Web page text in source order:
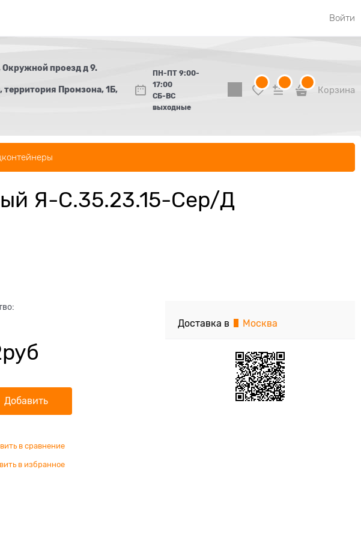
Войти
Окружной проезд д 9.
территория Промзона, 1Б,
ПН-ПТ 9:00-
17:00
СБ-ВС
выходные
Корзина
Я-С.35.23.15-Сер/Д
руб
Добавить
в сравнение
в избранное
Доставка в Москва